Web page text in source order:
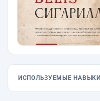
ИСПОЛЬЗУЕМЫЕ НАВЫКИ